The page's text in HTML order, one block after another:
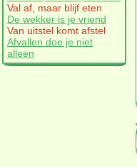
Val af, maar blijf eten
De wekker is je vriend
Van uitstel komt afstel
Afvallen doe je niet
alleen